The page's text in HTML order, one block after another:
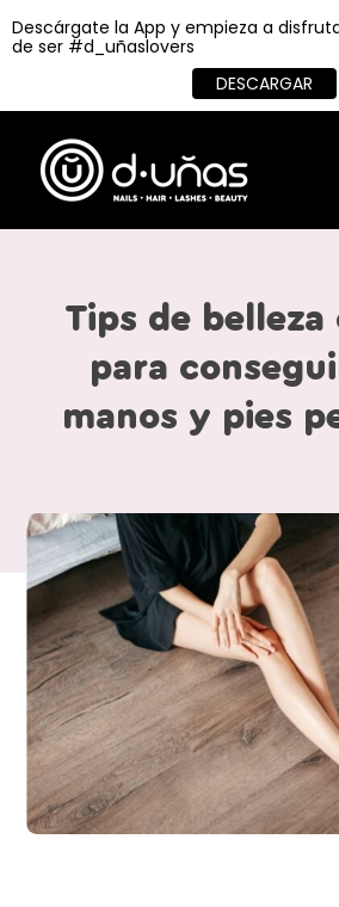
content
Tips de belleza
para
manos y pies
Descárgate la App y empieza a
de ser #d_uñaslovers
DESCARGAR